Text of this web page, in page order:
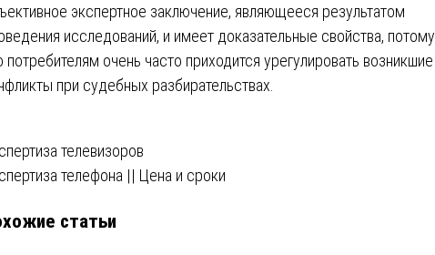
экспертное заключение, являющееся результатом
исследований, и имеет доказательные свойства, потому
потребителям очень часто приходится урегулировать возникшие
при судебных разбирательствах.
телевизоров
телефона || Цена и сроки
статьи